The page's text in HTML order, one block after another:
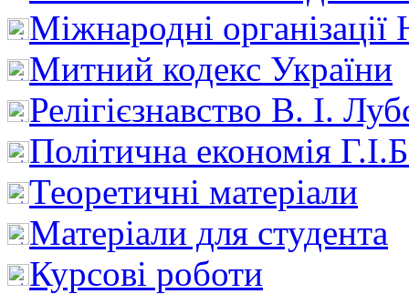
Міжнародні
Митний кодекс України
Релігієзнавство В. І.
Політична економія
Теоретичні матеріали
Матеріали для студента
Курсові роботи